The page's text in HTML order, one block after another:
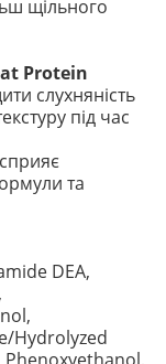
щільного
Protein
слухняність
під час
сприяє
та
DEA,
Hydrolyzed